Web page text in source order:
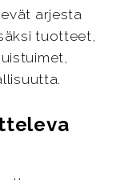
arjesta
tuotteet,